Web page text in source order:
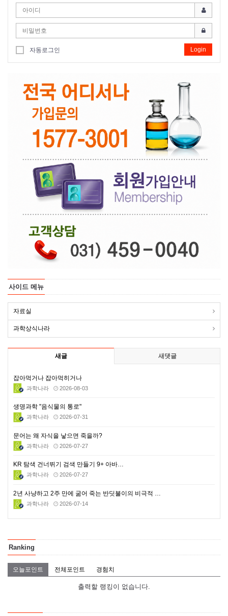
자동로그인 Login
사이드 메뉴
자료실
과학상식나라
새글 새댓글
잡아먹거나 잡아먹히거나
과학나라 2026-08-03
생명과학 "음식물의 통로"
과학나라 2026-07-31
문어는 왜 자식을 낳으면 죽을까?
과학나라 2026-07-27
KR 탐색 건너뛰기 검색 만들기 9+ 아바…
과학나라 2026-07-27
2년 사냥하고 2주 만에 굶어 죽는 반딧불이의 비극적 …
과학나라 2026-07-14
Ranking
오늘포인트 전체포인트 경험치
출력할 랭킹이 없습니다.